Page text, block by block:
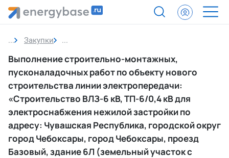
Закупки Закупка
Выполнение строительно-монтажных,
пусконаладочных работ по объекту нового
строительства линии электропередачи:
«Строительство ВЛЗ-6 кВ, ТП-6/0,4 кВ для
электроснабжения нежилой застройки по
адресу: Чувашская Республика, городской округ
город Чебоксары, город Чебоксары, проезд
Базовый, здание 6Л (земельный участок с